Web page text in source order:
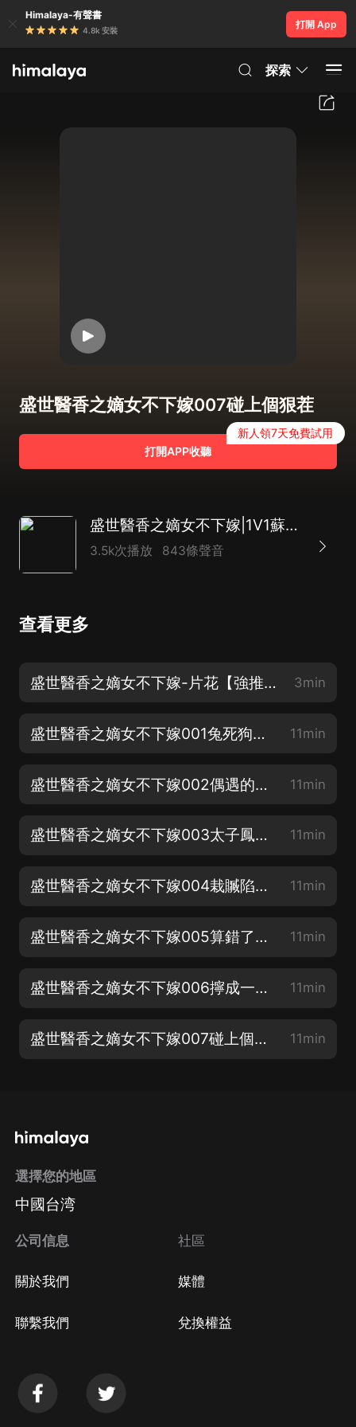
Himalaya-有聲書
4.8k 安裝
打開 App
探索
盛世醫香之嫡女不下嫁007碰上個狠茬
打開APP收聽
新人領7天免費試用
盛世醫香之嫡女不下嫁|1V1蘇爽甜寵|重生復仇
3.5k次播放 843條聲音
查看更多
盛世醫香之嫡女不下嫁-片花【強推重生甜寵爽文】 3min
盛世醫香之嫡女不下嫁001兔死狗烹【新書上線求訂閱】 11min
盛世醫香之嫡女不下嫁002偶遇的初見【求五星好評】 11min
盛世醫香之嫡女不下嫁003太子鳳鳴【求月票鴨】 11min
盛世醫香之嫡女不下嫁004栽贓陷害【積極評論有加更】 11min
盛世醫香之嫡女不下嫁005算錯了一步【點讚支持我們呀】 11min
盛世醫香之嫡女不下嫁006擰成一股繩 11min
盛世醫香之嫡女不下嫁007碰上個狠茬 11min
選擇您的地區
中國台湾
公司信息
關於我們
聯繫我們
社區
媒體
兌換權益